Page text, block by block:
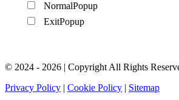
NormalPopup
ExitPopup
© 2024 - 2026 | Copyright All Rights
Privacy Policy
Cookie Policy Sitemap